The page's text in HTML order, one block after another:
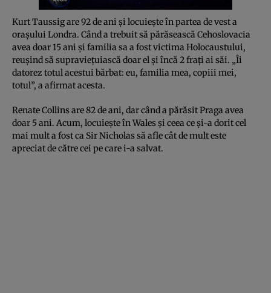
Kurt Taussig are 92 de ani şi locuieşte în partea de vest a
oraşului Londra. Când a trebuit să părăsească Cehoslovacia
avea doar 15 ani şi familia sa a fost victima Holocaustului,
reuşind să supravieţuiască doar el şi încă 2 fraţi ai săi. „Îi
datorez totul acestui bărbat: eu, familia mea, copiii mei,
totul”, a afirmat acesta.
Renate Collins are 82 de ani, dar când a părăsit Praga avea
doar 5 ani. Acum, locuieşte în Wales şi ceea ce şi-a dorit cel
mai mult a fost ca Sir Nicholas să afle cât de mult este
apreciat de către cei pe care i-a salvat.